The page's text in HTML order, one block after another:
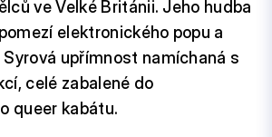
ve Velké Británii. Jeho hudba
elektronického popu a
upřímnost namíchaná s
celé zabalené do
queer kabátu.